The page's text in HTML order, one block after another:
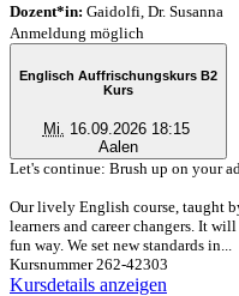
Dozent*in: Gaidolfi, Dr. Susanna
Anmeldung möglich
Englisch Auffrischungskurs B2
Kurs
Mi.
16.09.2026 18:15
Aalen
Let's continue: Brush up on your
Our lively English course, taught
learners and career changers. It
fun way. We set new standards in...
Kursnummer 262-42303
Kursdetails anzeigen